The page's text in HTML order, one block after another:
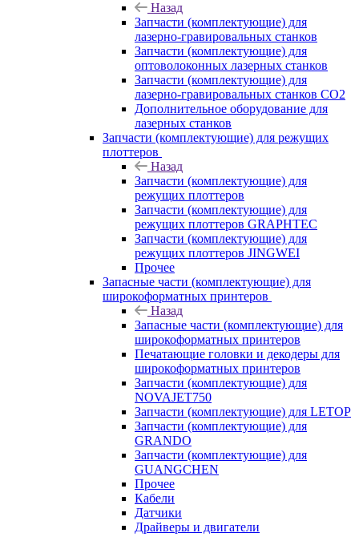
Назад
Запчасти (комплектующие) для
лазерно-гравировальных станков
Запчасти (комплектующие) для
оптоволоконных лазерных станков
Запчасти (комплектующие) для
лазерно-гравировальных станков CO2
Дополнительное оборудование для
лазерных станков
Запчасти (комплектующие) для режущих
плоттеров
Назад
Запчасти (комплектующие) для
режущих плоттеров
Запчасти (комплектующие) для
режущих плоттеров GRAPHTEC
Запчасти (комплектующие) для
режущих плоттеров JINGWEI
Прочее
Запасные части (комплектующие) для
широкоформатных принтеров
Назад
Запасные части (комплектующие) для
широкоформатных принтеров
Печатающие головки и декодеры для
широкоформатных принтеров
Запчасти (комплектующие) для
NOVAJET750
Запчасти (комплектующие) для LETOP
Запчасти (комплектующие) для
GRANDO
Запчасти (комплектующие) для
GUANGCHEN
Прочее
Кабели
Датчики
Драйверы и двигатели